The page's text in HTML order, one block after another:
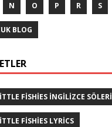
N O P R S
BLOG
FISHIES INGILIZCE SÖLERI
FISHIES LYRICS